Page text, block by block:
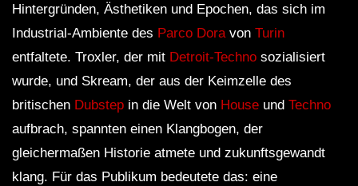
Hintergründen, Ästhetiken und Epochen, das sich im
Industrial-Ambiente des Parco Doravon Turin
entfaltete. Troxler, der mit Detroit-Techno sozialisiert
wurde, und Skream, der aus der Keimzelle des
britischen Dubstep in die Welt von House und Techno
aufbrach, spannten einen Klangbogen, der
gleichermaßen Historie atmete und zukunftsgewandt
klang. Für das Publikum bedeutete das: eine